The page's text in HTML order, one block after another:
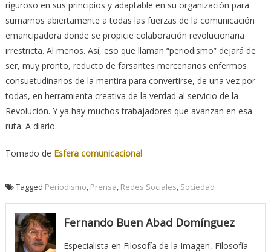
riguroso en sus principios y adaptable en su organización para
sumarnos abiertamente a todas las fuerzas de la comunicación
emancipadora donde se propicie colaboración revolucionaria
irrestricta. Al menos. Así, eso que llaman “periodismo” dejará de
ser, muy pronto, reducto de farsantes mercenarios enfermos
consuetudinarios de la mentira para convertirse, de una vez por
todas, en herramienta creativa de la verdad al servicio de la
Revolución. Y ya hay muchos trabajadores que avanzan en esa
ruta. A diario.
Tomado de Esfera comunicacional
Tagged Periodismo Prensa Redes Sociales Sociedad
Fernando Buen Abad Domínguez
Especialista en Filosofía de la Imagen, Filosofía